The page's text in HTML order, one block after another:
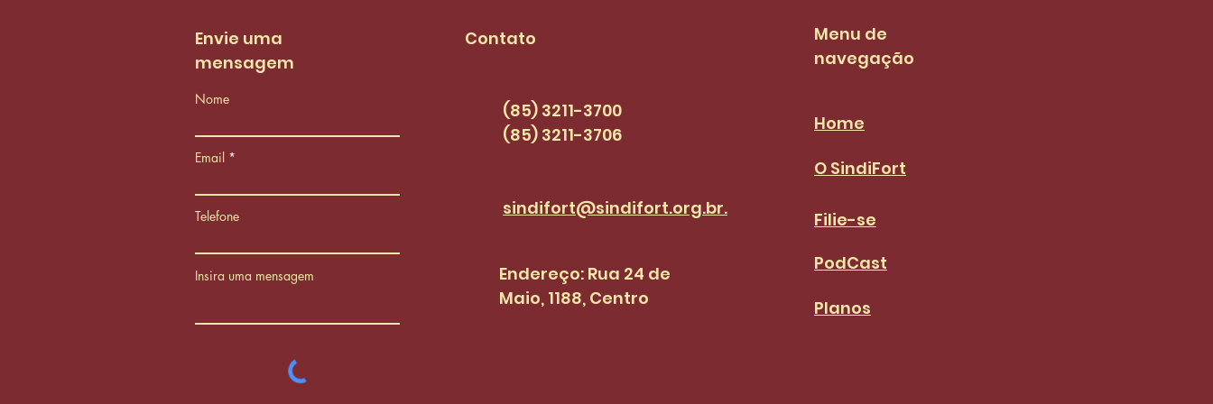
PCCS
pautas dos
PCCS da categoria
Envie uma
mensagem
Nome
Email
Telefone
Insira uma mensagem
Contato
(85) 3211-3700
(85) 3211-3706
sindifort@sindifort.org.br.
Endereço: Rua 24 de
Maio, 1188, Centro
Menu de
navegação
Home
O SindiFort
Filie-se
PodCast
Planos